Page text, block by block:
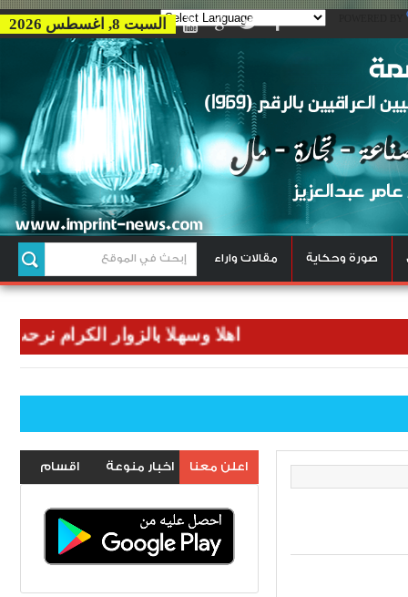
السبت 8, اغسطس 2026
صورة وحكاية مقالات واراء
اهلا وسهلا بالزوار الكرام نرحب بكم
اعلن معنا اخبار منوعة
اقسام